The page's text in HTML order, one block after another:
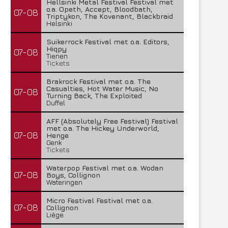
07-08
Hellsinki Metal Festival Festival met
o.a. Opeth, Accept, Bloodbath,
Triptykon, The Kovenant, Blackbraid
Helsinki
07-08
Suikerrock Festival met o.a. Editors,
Hiqpy
Tienen
Tickets
07-08
Brakrock Festival met o.a. The
Casualties, Hot Water Music, No
Turning Back, The Exploited
Duffel
07-08
AFF (Absolutely Free Festival) Festival
met o.a. The Hickey Underworld,
Henge
Genk
Tickets
07-08
Waterpop Festival met o.a. Wodan
Boys, Collignon
Wateringen
07-08
Micro Festival Festival met o.a.
Collignon
Liège